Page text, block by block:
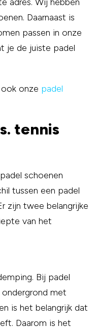
Daarnaast is
passen in onze
je de juiste padel
onze padel
tennis
schoenen
tussen een padel
zijn twee belangrijke
van het
Bij padel
met
is het belangrijk dat
Daarom is het